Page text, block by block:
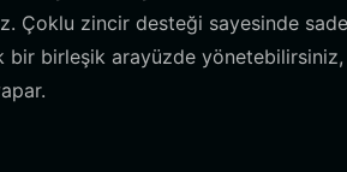
Çoklu zincir desteği sayesinde
bir birleşik arayüzde